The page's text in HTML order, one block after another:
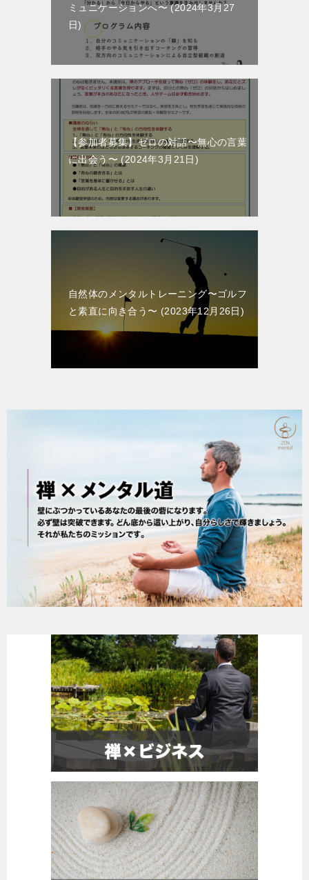
ミュニケーションへ〜
2024年3月27
日
【参加者募集】ゼロの対話〜無心の言葉
に出会う〜
2024年3月21日
自然体のメンタルトレーニング〜ゴルフ
と素直に向き合う〜
2023年12月26日